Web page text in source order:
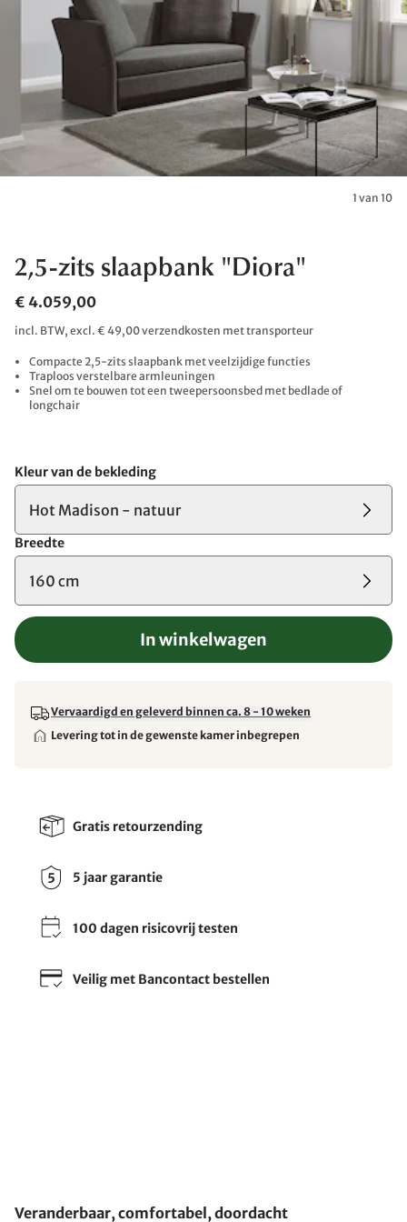
1 van 10
2,5-zits slaapbank "Diora"
€ 4.059,00
incl. BTW, excl. € 49,00 verzendkosten met transporteur
Compacte 2,5-zits slaapbank met veelzijdige functies
Traploos verstelbare armleuningen
Snel om te bouwen tot een tweepersoonsbed met bedlade of
longchair
Kleur van de bekleding
Hot Madison - natuur
Breedte
160 cm
In winkelwagen
Vervaardigd en geleverd binnen ca. 8 - 10 weken
Levering tot in de gewenste kamer inbegrepen
Gratis retourzending
5 jaar garantie
100 dagen risicovrij testen
Veilig met Bancontact bestellen
Veranderbaar, comfortabel, doordacht